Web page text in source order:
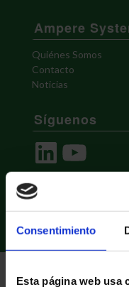
Consentimiento
Esta página web usa
Ampere
Quiénes Somos
Contacto
Noticias
Síguenos
LinkedInYouTube